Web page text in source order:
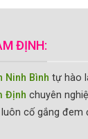
ĐỊNH:
Ninh Bình tự hào
Định chuyên
cố gắng đem